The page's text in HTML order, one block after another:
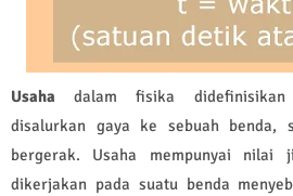
Usaha dalam fisika didefinisikan
disalurkan gaya ke sebuah benda,
bergerak. Usaha mempunyai nilai
dikerjakan pada suatu benda